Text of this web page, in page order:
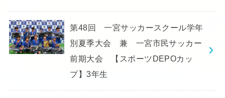
第48回 一宮サッカースクール学年
別夏季大会 兼 一宮市民サッカー
前期大会 【スポーツDEPOカッ
プ】3年生